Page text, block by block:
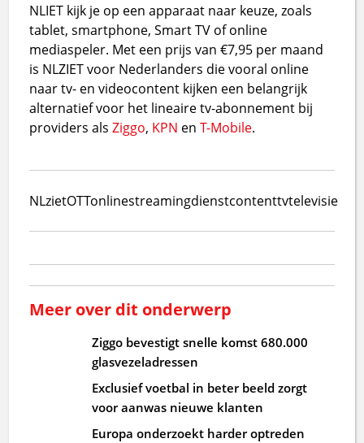
NLIET kijk je op een apparaat naar keuze, zoals
tablet, smartphone, Smart TV of online
mediaspeler. Met een prijs van €7,95 per maand
is NLZIET voor Nederlanders die vooral online
naar tv- en videocontent kijken een belangrijk
alternatief voor het lineaire tv-abonnement bij
providers alsZiggo, KPN enT-Mobile.
NLzietOTTonlinestreamingdienstcontenttvtelevisie
Meer over dit onderwerp
Ziggo bevestigt snelle komst 680.000
glasvezeladressen
Exclusief voetbal in beter beeld zorgt
voor aanwas nieuwe klanten
Europa onderzoekt harder optreden